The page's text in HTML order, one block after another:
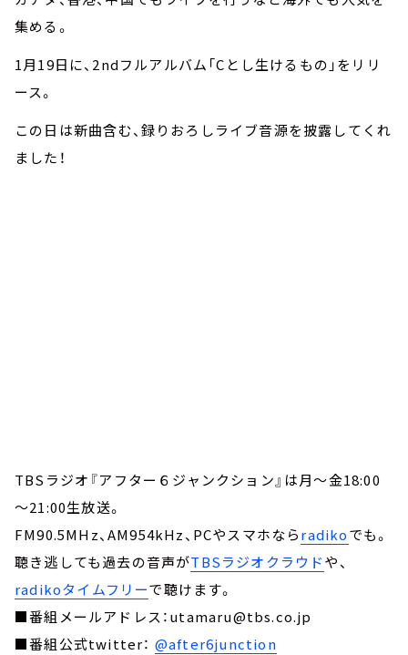
集める。
1月19日に、2ndフルアルバム「Cとし生けるもの」をリリ
ース。
この日は新曲含む、録りおろしライブ音源を披露してくれ
ました！
TBSラジオ『アフター６ジャンクション』は月～金18:00
～21:00生放送。
FM90.5MHz、AM954kHz、PCやスマホならradikoでも。
聴き逃しても過去の音声がTBSラジオクラウドや、
radikoタイムフリーで聴けます。
■番組メールアドレス：utamaru@tbs.co.jp
■番組公式twitter： @after6junction